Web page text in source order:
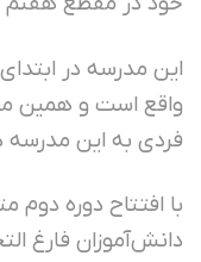
مدرسه در ابتدای
است و همین
به این مدرسه
فارغ